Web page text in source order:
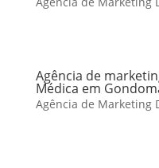
Agência de
Médica em
Agência de Marketing